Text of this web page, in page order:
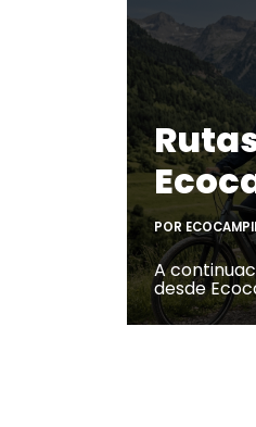
POR
A
desde